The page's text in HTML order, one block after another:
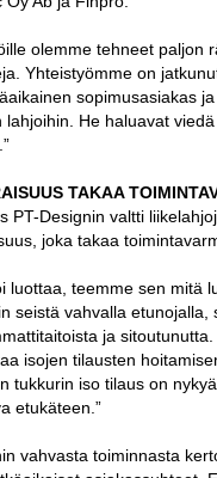
olemme tehneet paljon
Yhteistyömme on
sopimusasiakas
lahjoihin. He haluavat
TAKAA
PT-Designin valtti
joka takaa
luottaa, teemme sen mitä
seistä vahvalla etunojalla,
ja
isojen tilausten
tukkurin iso tilaus on
etukäteen.”
vahvasta toiminnasta